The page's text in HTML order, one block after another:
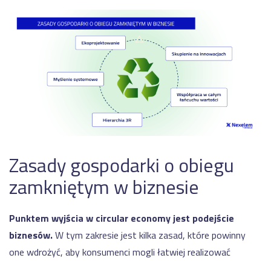
Zasady gospodarki o obiegu
zamkniętym w biznesie
Punktem wyjścia w circular economy jest podejście
biznesów.W tym zakresie jest kilka zasad, które powinny
one wdrożyć, aby konsumenci mogli łatwiej realizować